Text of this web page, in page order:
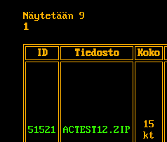
Näytetään 9
1
ID Tiedosto Koko
51521 ACTEST12.ZIP
15
kt